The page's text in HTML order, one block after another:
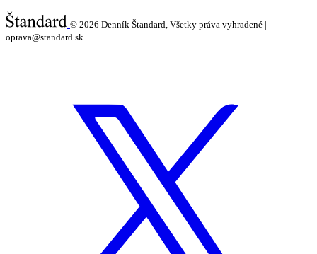
© 2026 Denník Štandard, Všetky práva vyhradené |
oprava@standard.sk